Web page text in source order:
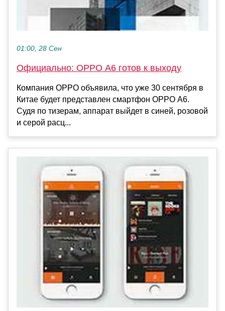
01:00, 28 Сен
Официально: OPPO A6 готов к выходу
Компания OPPO объявила, что уже 30 сентября в
Китае будет представлен смартфон OPPO A6.
Судя по тизерам, аппарат выйдет в синей, розовой
и серой расц...